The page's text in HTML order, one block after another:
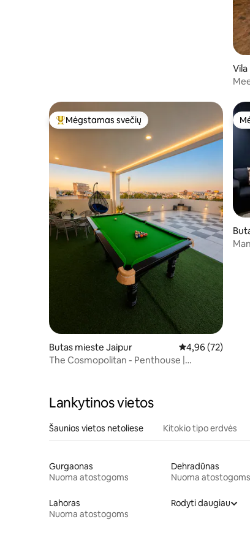
Svečių mėgstamiausias
Mėgstamas svečių
Butas mieste Jaipur Vidutinis
4,96 (72)
The Cosmopolitan - Penthouse |
Lankytinos vietos
Šaunios vietos netoliese Kitokio tipo erdvės
Gurgaonas
Nuoma atostogoms
Dehradūnas
Nuoma atostogoms
Lahoras
Nuoma atostogoms
Rodyti daugiau